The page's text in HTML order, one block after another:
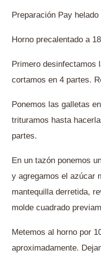
Preparación Pay helado
Horno precalentado a
Primero desinfectamos
cortamos en 4 partes.
Ponemos las galletas
trituramos hasta
partes.
En un tazón ponemos
y agregamos el azúcar
mantequilla derretida,
molde cuadrado
Metemos al horno por
aproximadamente.